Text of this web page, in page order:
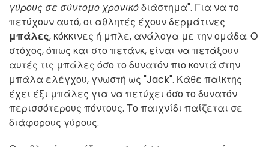
γύρους σε σύντομο χρονικόδιάστημα". Για να το
πετύχουν αυτό, οι αθλητές έχουν δερμάτινες
μπάλες, κόκκινες ή μπλε, ανάλογα με την ομάδα. Ο
στόχος, όπως και στο πετάνκ, είναι να πετάξουν
αυτές τις μπάλες όσο το δυνατόν πιο κοντά στην
μπάλα ελέγχου, γνωστή ως "Jack". Κάθε παίκτης
έχει έξι μπάλες για να πετύχει όσο το δυνατόν
περισσότερους πόντους. Το παιχνίδι παίζεται σε
διάφορους γύρους.